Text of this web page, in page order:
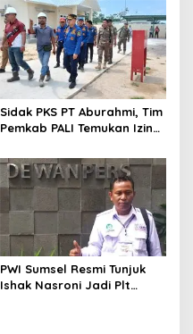
Sidak PKS PT Aburahmi, Tim
Pemkab PALI Temukan Izin
PWI Sumsel Resmi Tunjuk
Ishak Nasroni Jadi Plt